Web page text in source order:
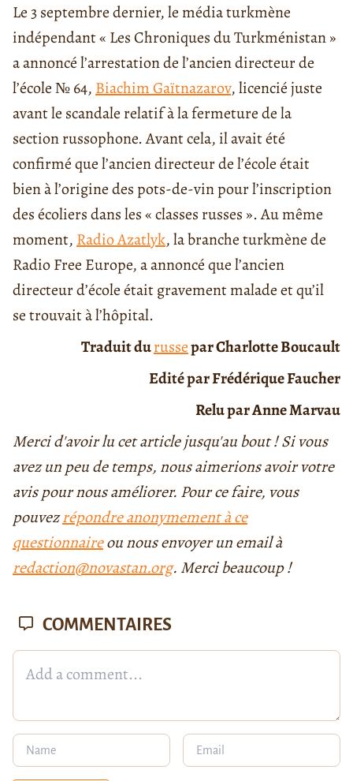
Le 3 septembre dernier, le média turkmène
indépendant « Les Chroniques du Turkménistan »
a annoncé l’arrestation de l’ancien directeur de
l’école № 64, Biachim Gaïtnazarov, licencié juste
avant le scandale relatif à la fermeture de la
section russophone. Avant cela, il avait été
confirmé que l’ancien directeur de l’école était
bien à l’origine des pots-de-vin pour l’inscription
des écoliers dans les « classes russes ». Au même
moment, Radio Azatlyk, la branche turkmène de
Radio Free Europe, a annoncé que l’ancien
directeur d’école était gravement malade et qu’il
se trouvait à l’hôpital.
Traduit durussepar Charlotte Boucault
Edité par Frédérique Faucher
Relu par Anne Marvau
Merci d'avoir lu cet article jusqu'au bout ! Si vous
avez un peu de temps, nous aimerions avoir votre
avis pour nous améliorer. Pour ce faire, vous
pouvezrépondre anonymement à ce
questionnaireou nous envoyer un email à
redaction@novastan.org. Merci beaucoup !
COMMENTAIRES